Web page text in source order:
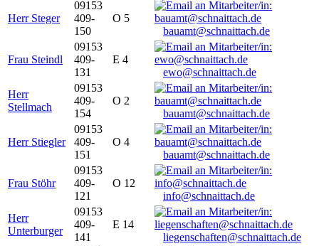
Herr Steger
09153
409-
150
O 5
bauamt@schnaittach.de
Frau Steindl
09153
409-
131
E 4
ewo@schnaittach.de
Herr
Stellmach
09153
409-
154
O 2
bauamt@schnaittach.de
Herr Stiegler
09153
409-
151
O 4
bauamt@schnaittach.de
Frau Stöhr
09153
409-
121
O 12
info@schnaittach.de
Herr
Unterburger
09153
409-
141
E 14
liegenschaften@schnaittach.de